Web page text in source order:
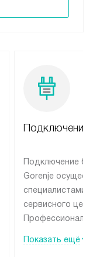
Подключение
Подключение
Gorenje
специалистами
сервисного
эксплуатации
Показать ещё